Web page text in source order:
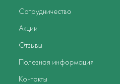
Сотрудничество
Акции
Отзывы
Полезная информация
Контакты